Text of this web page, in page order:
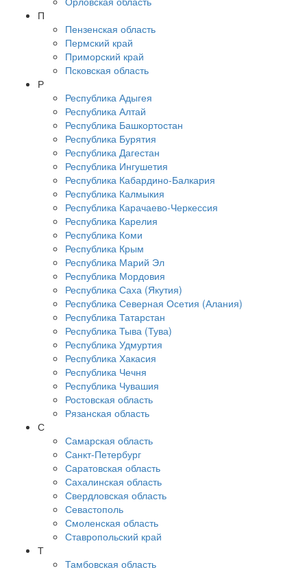
П
Пензенская область
Пермский край
Приморский край
Псковская область
Р
Республика Адыгея
Республика Алтай
Республика Башкортостан
Республика Бурятия
Республика Дагестан
Республика Ингушетия
Республика Кабардино-Балкария
Республика Калмыкия
Республика Карачаево-Черкессия
Республика Карелия
Республика Коми
Республика Крым
Республика Марий Эл
Республика Мордовия
Республика Саха (Якутия)
Республика Северная Осетия (Алания)
Республика Татарстан
Республика Тыва (Тува)
Республика Удмуртия
Республика Хакасия
Республика Чечня
Республика Чувашия
Ростовская область
Рязанская область
С
Самарская область
Санкт-Петербург
Саратовская область
Сахалинская область
Свердловская область
Севастополь
Смоленская область
Ставропольский край
Т
Тамбовская область